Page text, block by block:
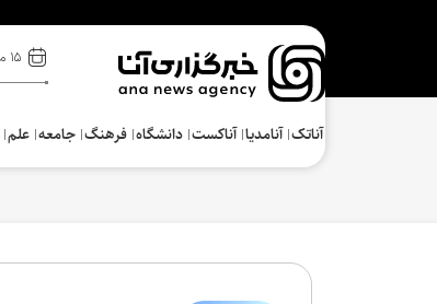
۱۵ مرداد ۱۴۰۵
آناتک آنامدیا آناکست دانشگاه فرهنگ‌ جامعه علم